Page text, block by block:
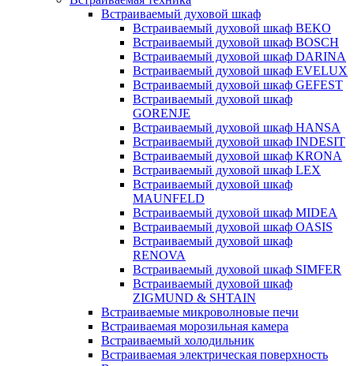
Встраиваемый духовой шкаф
Встраиваемый духовой шкаф BEKO
Встраиваемый духовой шкаф BOSCH
Встраиваемый духовой шкаф DARINA
Встраиваемый духовой шкаф EVELUX
Встраиваемый духовой шкаф GEFEST
Встраиваемый духовой шкаф
GORENJE
Встраиваемый духовой шкаф HANSA
Встраиваемый духовой шкаф INDESIT
Встраиваемый духовой шкаф KRONA
Встраиваемый духовой шкаф LEX
Встраиваемый духовой шкаф
MAUNFELD
Встраиваемый духовой шкаф MIDEA
Встраиваемый духовой шкаф OASIS
Встраиваемый духовой шкаф
RENOVA
Встраиваемый духовой шкаф SIMFER
Встраиваемый духовой шкаф
ZIGMUND & SHTAIN
Встраиваемые микроволновые печи
Встраиваемая морозильная камера
Встраиваемый холодильник
Встраиваемая электрическая поверхность